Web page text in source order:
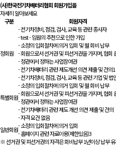
(사)한국전기차배터리협회 회원가입을
자세히 알아보세요
구분
회원자격
정회원
- 전기차정비, 점검, 검사, 교육 등 관련 종사자
- test - 임원의 추천으로 인한 가입
- 소정의 입회절차에 의거 입회 및 월 회비 납부
- 회원으로서 선거권 및 피선거권을 가지며, 협회
- 정관에서 정하는 사업참여권
- 전기차배터리 관련 제도개선 의견 제출 및 건의1
특별회원
- 전기차정비, 점검, 검사, 교육 등 관련 기업 및 법
- 소정의 입회절차에 의거 입회 및 월 회비 납부
- 회원으로서 선거권 및 피선거권을 가지며, 협회
- 정관에서 정하는 사업참여권
- 전기차배터리 관련 제도 개선 의견 제출 및 건의
일반회원
- 자격 요건 없음
- 소정의 입회절차에 의거 입회
- 홈페이지 관련 자료이용(제한있음)3
※ 선거권 및 피선거권의 자격은 회비납부 1년이상 납부